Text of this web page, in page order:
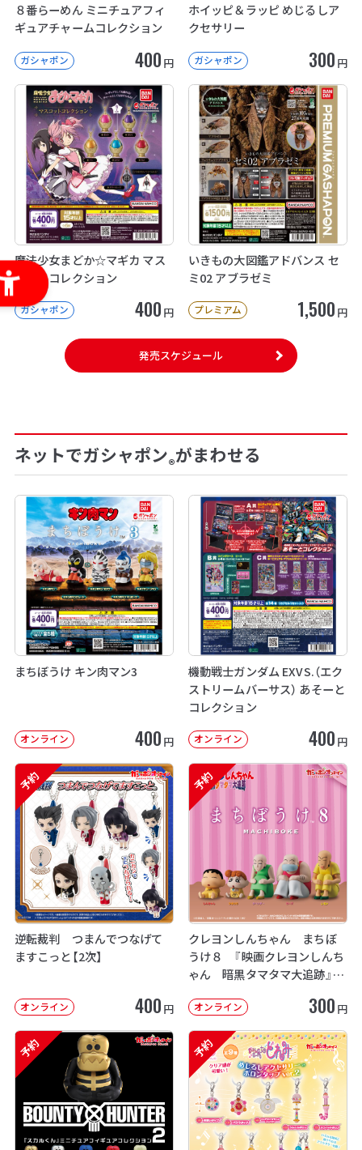
８番らーめん ミニチュアフィ
ギュアチャームコレクション
ガシャポン 400 円
ホイッピ＆ラッピ めじるしア
クセサリー
ガシャポン 300 円
魔法少女まどか☆マギカ マス
コットコレクション
ガシャポン 400 円
いきもの大図鑑アドバンス セ
ミ02 アブラゼミ
プレミアム 1,500 円
発売スケジュール
ネットでガシャポン®がまわせる
まちぼうけ キン肉マン3
オンライン 400 円
機動戦士ガンダム EXVS.（エク
ストリームバーサス） あそーと
コレクション
オンライン 400 円
予約
逆転裁判 つまんでつなげて
ますこっと【2次】
オンライン 400 円
予約
クレヨンしんちゃん まちぼ
うけ８ 『映画クレヨンしんち
ゃん 暗黒タマタマ大追跡』【2
オンライン 300 円
予約 予約